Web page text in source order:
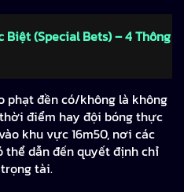
(Special Bets) – 4 Thông
đền có/không là không
điểm hay đội bóng thực
khu vực 16m50, nơi các
thể dẫn đến quyết định chỉ
tài.